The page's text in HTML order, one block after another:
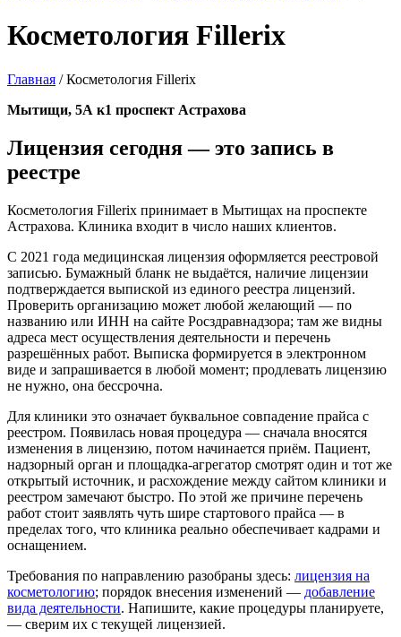
Косметология Fillerix
Главная / Косметология Fillerix
Мытищи, 5А к1 проспект Астрахова
Лицензия сегодня — это запись в
реестре
Косметология Fillerix принимает в Мытищах на проспекте
Астрахова. Клиника входит в число наших клиентов.
С 2021 года медицинская лицензия оформляется реестровой
записью. Бумажный бланк не выдаётся, наличие лицензии
подтверждается выпиской из единого реестра лицензий.
Проверить организацию может любой желающий — по
названию или ИНН на сайте Росздравнадзора; там же видны
адреса мест осуществления деятельности и перечень
разрешённых работ. Выписка формируется в электронном
виде и запрашивается в любой момент; продлевать лицензию
не нужно, она бессрочна.
Для клиники это означает буквальное совпадение прайса с
реестром. Появилась новая процедура — сначала вносятся
изменения в лицензию, потом начинается приём. Пациент,
надзорный орган и площадка-агрегатор смотрят один и тот же
открытый источник, и расхождение между сайтом клиники и
реестром замечают быстро. По этой же причине перечень
работ стоит заявлять чуть шире стартового прайса — в
пределах того, что клиника реально обеспечивает кадрами и
оснащением.
Требования по направлению разобраны здесь: лицензия на
косметологию; порядок внесения изменений — добавление
вида деятельности. Напишите, какие процедуры планируете,
— сверим их с текущей лицензией.